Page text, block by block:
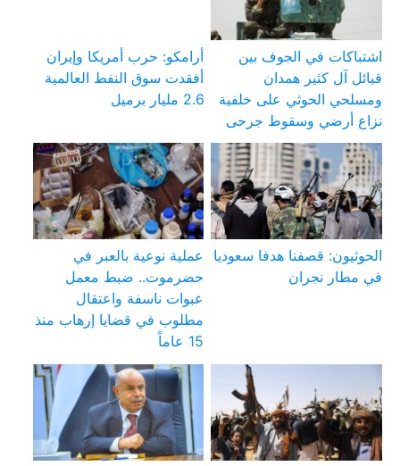
اشتباكات في الجوف بين
قبائل آل كثير همدان
ومسلحي الحوثي على خلفية
نزاع أرضي وسقوط جرحى
أرامكو: حرب أمريكا وإيران
أفقدت سوق النفط العالمية
2.6 مليار برميل
الحوثيون: قصفنا هدفا سعوديا
في مطار نجران
عملية نوعية بالعبر في
حضرموت.. ضبط معمل
عبوات ناسفة واعتقال
مطلوب في قضايا إرهاب منذ
15 عاماً